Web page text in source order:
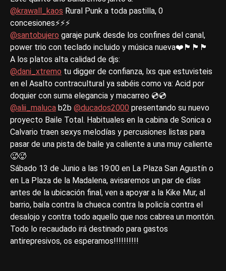
@krawall_kaos Rural Punk a toda pastilla, 0
concesiones⚡⚡⚡
@santobujero garaje punk desde los confines del canal,
power trio con teclado incluido y música nueva❤️🏴🏴🏴
A los platos alta calidad de djs:
@dani_xtremo tu digger de confianza, lxs que estuvisteis
en el Asalto contracultural ya sabéis como va: Acid por
doquier con suma elegancia y macarreo 💿💿
@alii_maluca b2b @ducados2000 presentando su nuevo
proyecto Baile Total. Habituales en la cabina de Sonica o
Calvario traen sexys melodías y percusiones listas para
pasar de una pista de baile ya caliente a una muy caliente
🥵🥵
Sábado 13 de Junio a las 19:00 en La Plaza San Agustín o
en La Plaza de la Madalena, avisaremos un par de días
antes de la ubicación final, ven a apoyar a la Kike Mur, al
barrio, baila contra la chueca contra la policía contra el
desalojo y contra todo aquello que nos cabrea un montón.
Todo lo recaudado irá destinado para gastos
antirepresivos, os esperamos!!!!!!!!!!